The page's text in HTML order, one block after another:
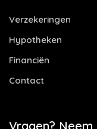
Verzekeringen
Hypotheken
Financiën
Contact
Vragen?